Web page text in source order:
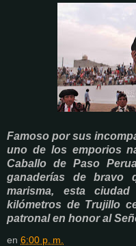
Famoso por sus
uno de los emporios
Caballo de Paso
ganaderías de bravo
marisma, esta
kilómetros de Trujillo
patronal en honor al
en 6:00 p. m.